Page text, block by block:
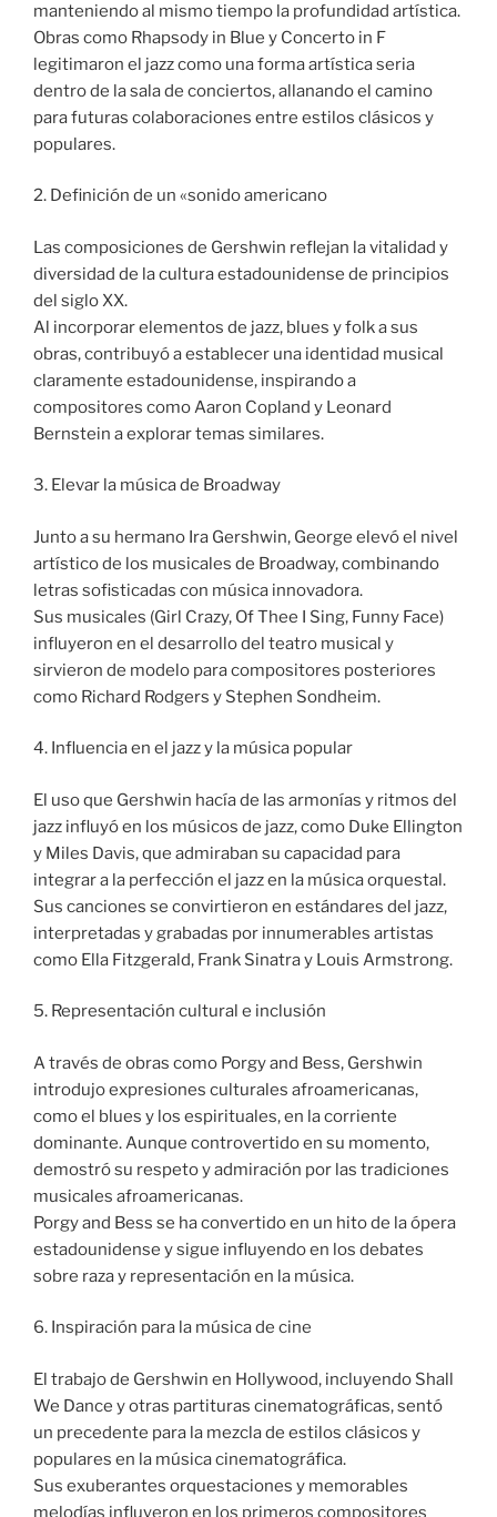
manteniendo al mismo tiempo la profundidad artística.
Obras como Rhapsody in Blue y Concerto in F
legitimaron el jazz como una forma artística seria
dentro de la sala de conciertos, allanando el camino
para futuras colaboraciones entre estilos clásicos y
populares.
2. Definición de un «sonido americano
Las composiciones de Gershwin reflejan la vitalidad y
diversidad de la cultura estadounidense de principios
del siglo XX.
Al incorporar elementos de jazz, blues y folk a sus
obras, contribuyó a establecer una identidad musical
claramente estadounidense, inspirando a
compositores como Aaron Copland y Leonard
Bernstein a explorar temas similares.
3. Elevar la música de Broadway
Junto a su hermano Ira Gershwin, George elevó el nivel
artístico de los musicales de Broadway, combinando
letras sofisticadas con música innovadora.
Sus musicales (Girl Crazy, Of Thee I Sing, Funny Face)
influyeron en el desarrollo del teatro musical y
sirvieron de modelo para compositores posteriores
como Richard Rodgers y Stephen Sondheim.
4. Influencia en el jazz y la música popular
El uso que Gershwin hacía de las armonías y ritmos del
jazz influyó en los músicos de jazz, como Duke Ellington
y Miles Davis, que admiraban su capacidad para
integrar a la perfección el jazz en la música orquestal.
Sus canciones se convirtieron en estándares del jazz,
interpretadas y grabadas por innumerables artistas
como Ella Fitzgerald, Frank Sinatra y Louis Armstrong.
5. Representación cultural e inclusión
A través de obras como Porgy and Bess, Gershwin
introdujo expresiones culturales afroamericanas,
como el blues y los espirituales, en la corriente
dominante. Aunque controvertido en su momento,
demostró su respeto y admiración por las tradiciones
musicales afroamericanas.
Porgy and Bess se ha convertido en un hito de la ópera
estadounidense y sigue influyendo en los debates
sobre raza y representación en la música.
6. Inspiración para la música de cine
El trabajo de Gershwin en Hollywood, incluyendo Shall
We Dance y otras partituras cinematográficas, sentó
un precedente para la mezcla de estilos clásicos y
populares en la música cinematográfica.
Sus exuberantes orquestaciones y memorables
melodías influyeron en los primeros compositores